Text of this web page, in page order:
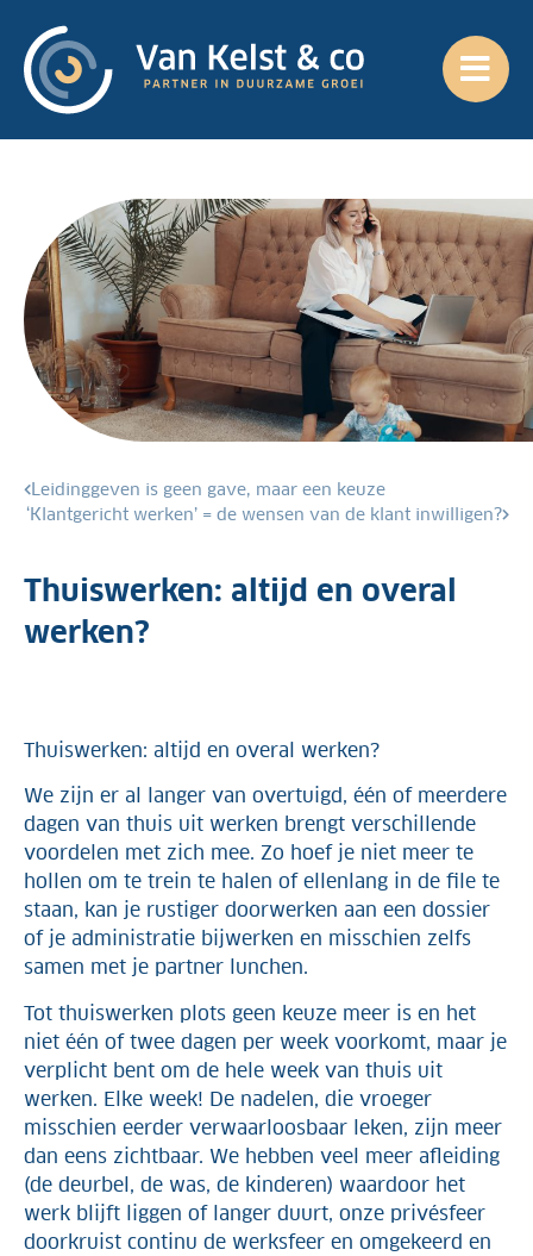
Leidinggeven is geen gave, maar een keuze
‘Klantgericht werken’ = de wensen van de klant inwilligen?
Thuiswerken: altijd en overal
werken?
Thuiswerken: altijd en overal werken?
We zijn er al langer van overtuigd, één of meerdere
dagen van thuis uit werken brengt verschillende
voordelen met zich mee. Zo hoef je niet meer te
hollen om te trein te halen of ellenlang in de file te
staan, kan je rustiger doorwerken aan een dossier
of je administratie bijwerken en misschien zelfs
samen met je partner lunchen.
Tot thuiswerken plots geen keuze meer is en het
niet één of twee dagen per week voorkomt, maar je
verplicht bent om de hele week van thuis uit
werken. Elke week! De nadelen, die vroeger
misschien eerder verwaarloosbaar leken, zijn meer
dan eens zichtbaar. We hebben veel meer afleiding
(de deurbel, de was, de kinderen) waardoor het
werk blijft liggen of langer duurt, onze privésfeer
doorkruist continu de werksfeer en omgekeerd en